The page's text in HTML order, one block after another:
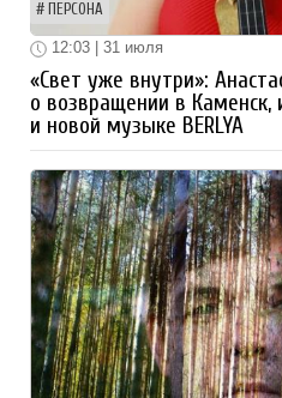
ПЕРСОНА
12:03 | 31 июля
«Свет уже внутри»:
о возвращении в Каменск,
и новой музыке BERLYA